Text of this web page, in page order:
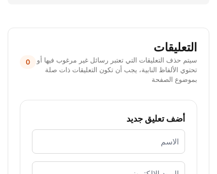
التعليقات
سيتم حذف التعليقات التي تعتبر رسائل غير مرغوب فيها أو
تحتوي الألفاظ النابية، يجب أن تكون التعليقات ذات صلة
بموضوع الصفحة
0
أضف تعليق جديد